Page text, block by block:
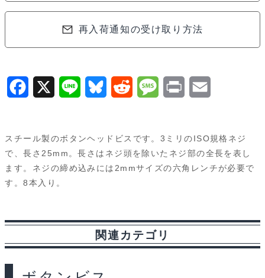
リ
ー
本
入
再入荷通知の受け取り方法
e
b
X
e
B
e
s
R
d
i
M
s
a
P
n
t
i
l
スチール製のボタンヘッドビスです。3ミリのISO規格ネジ
で、長さ25mm。長さはネジ頭を除いたネジ部の全長を表し
ます。ネジの締め込みには2mmサイズの六角レンチが必要で
す。8本入り。
関連カテゴリ